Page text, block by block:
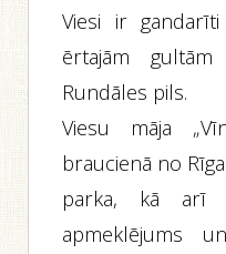
Viesi ir
ērtajām
Rundāles pils.
Viesu māja
braucienā no
parka, kā arī
apmeklējums